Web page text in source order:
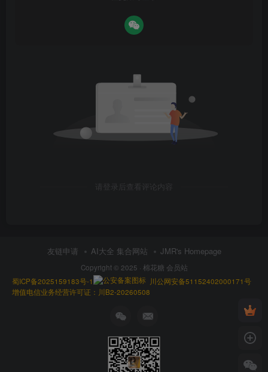
请登录后查看评论内容
友链申请 AI大全 集合网站 JMR's Homepage
Copyright © 2025 · 棉花糖 会员站
蜀ICP备2025159183号-1
川公网安备51152402000171号
增值电信业务经营许可证：川B2-20260508